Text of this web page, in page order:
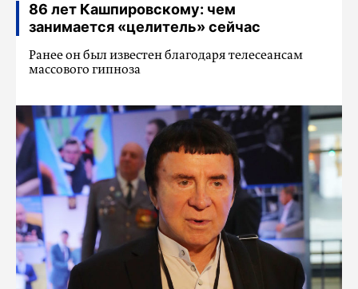
86 лет Кашпировскому: чем
занимается «целитель» сейчас
Ранее он был известен благодаря телесеансам
массового гипноза